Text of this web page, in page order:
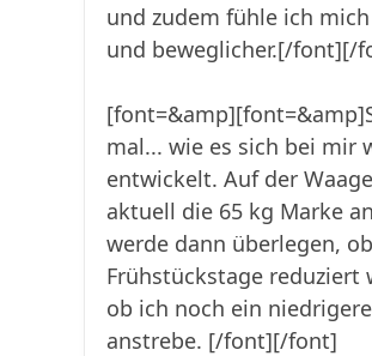
und zudem fühle ich
und beweglicher.[/font][/
mal... wie es sich bei mir
entwickelt. Auf der
aktuell die 65 kg Marke
werde dann überlegen,
Frühstückstage reduziert
ob ich noch ein
anstrebe. [/font][/font]